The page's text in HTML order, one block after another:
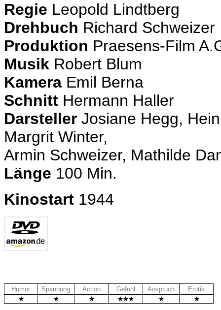
Regie Leopold Lindtberg
Drehbuch Richard Schweizer
Produktion Praesens-Film
Musik Robert Blum
Kamera Emil Berna
Schnitt Hermann Haller
Darsteller Josiane Hegg,
Margrit Winter,
Armin Schweizer, Mathilde
Länge 100 Min.
Kinostart 1944
Humor Spannung Action Gefühl Anspruch Erotik